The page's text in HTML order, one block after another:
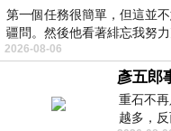
第一個任務很簡單，但這並
疆問。然後他看著緋忘我努
2026-08-06
彥五郎
重石不
越多，